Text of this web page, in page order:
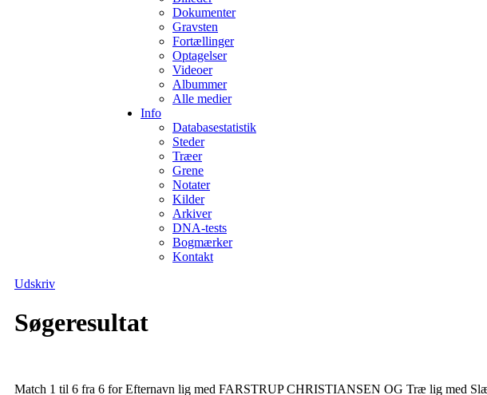
Dokumenter
Gravsten
Fortællinger
Optagelser
Videoer
Albummer
Alle medier
Info
Databasestatistik
Steder
Træer
Grene
Notater
Kilder
Arkiver
DNA-tests
Bogmærker
Kontakt
Udskriv
Søgeresultat
Match 1 til 6 fra 6 for Efternavn lig med FARSTRUP CHRISTIANSEN OG Træ lig med